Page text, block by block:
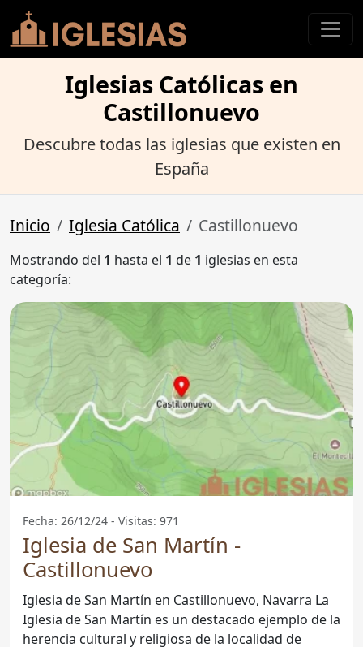
Iglesias Católicas en
Castillonuevo
Descubre todas las iglesias que existen en
España
Inicio Iglesia Católica Castillonuevo
Mostrando del 1 hasta el 1 de 1 iglesias en esta
categoría:
Fecha: 26/12/24 - Visitas: 971
Iglesia de San Martín -
Castillonuevo
Iglesia de San Martín en Castillonuevo, Navarra La
Iglesia de San Martín es un destacado ejemplo de la
herencia cultural y religiosa de la localidad de